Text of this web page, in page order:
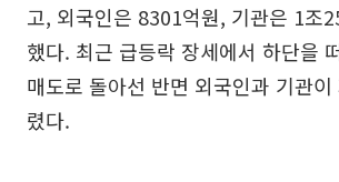
고, 외국인은 8301억원, 기관은 1조
했다. 최근 급등락 장세에서 하단을
매도로 돌아선 반면 외국인과 기관
렸다.